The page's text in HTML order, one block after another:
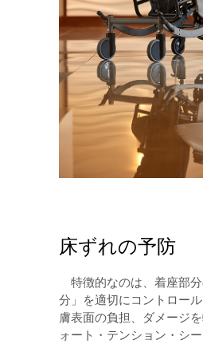
床ずれの予防
特徴的なのは、着座部
分」を適切にコントロー
膚表面の負担、ダメージ
ォート・テンション・シ